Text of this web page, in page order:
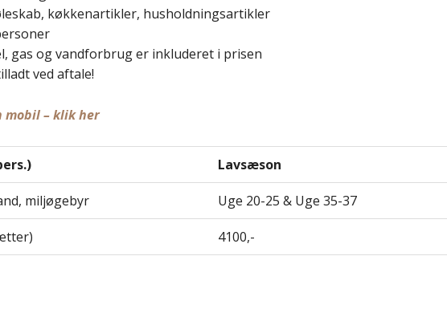
køkkenartikler, husholdningsartikler
gas og vandforbrug er inkluderet i prisen
ved aftale!
mobil – klik her
Lavsæson
miljøgebyr Uge 20-25 & Uge 35-37
4100,-